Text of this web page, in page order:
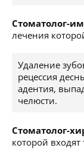
Стоматолог-
лечения
Удаление
рецессия
адентия,
челюсти.
Стоматолог-
которой входят